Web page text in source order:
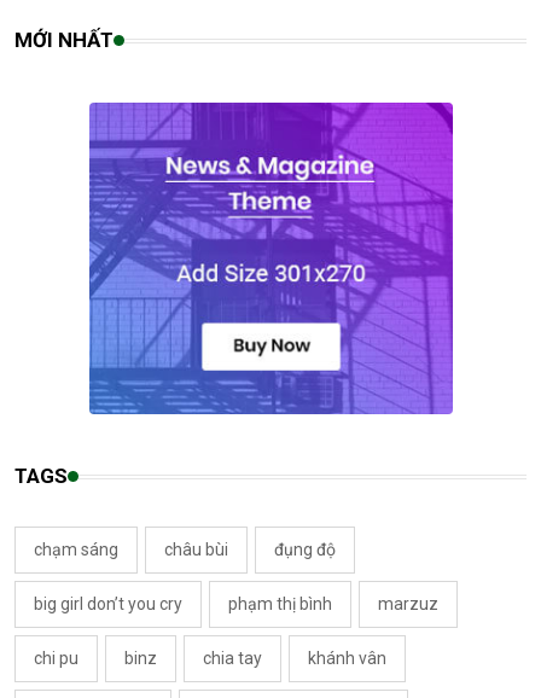
MỚI NHẤT
TAGS
chạm sáng châu bùi đụng độ
big girl don’t you cry phạm thị bình marzuz
chi pu binz chia tay khánh vân